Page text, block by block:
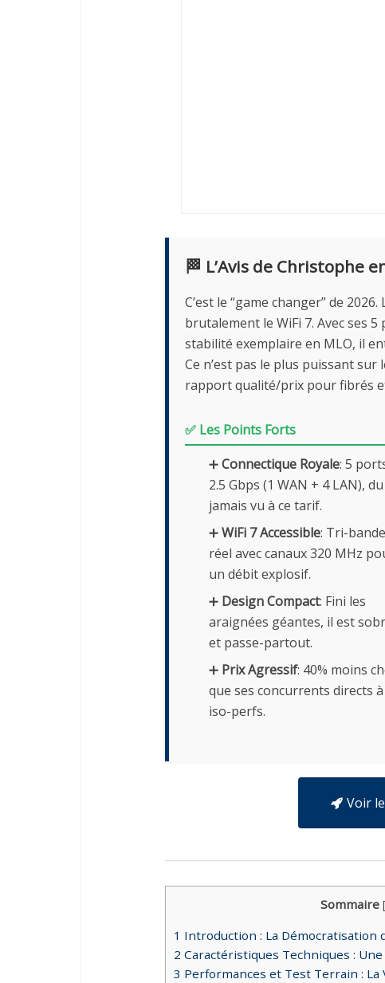
🏁 L’Avis de Christophe
C’est le “game changer” de
brutalement le WiFi 7. Avec ses
stabilité exemplaire en MLO, il
Ce n’est pas le plus puissant sur
rapport qualité/prix pour fibrés
✅ Les Points Forts
➕Connectique Royale: 5
2.5 Gbps (1 WAN + 4 LAN), du
jamais vu à ce tarif.
➕WiFi 7 Accessible: Tri-bande
réel avec canaux 320 MHz
un débit explosif.
➕ Design Compact: Fini les
araignées géantes, il est
et passe-partout.
➕ Prix Agressif: 40% moins
que ses concurrents directs à
iso-perfs.
Voir
Sommaire [
1 Introduction : La Démocratisation
2 Caractéristiques Techniques :
3 Performances et Test Terrain : La